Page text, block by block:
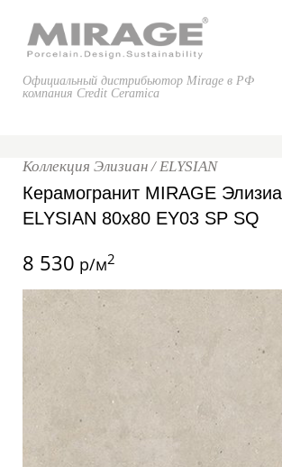
Официальный дистрибьютор Mirage в РФ
компания Credit Ceramica
Коллекция Элизиан / ELYSIAN
Керамогранит MIRAGE
ELYSIAN 80x80 EY03 SP SQ
8 530 р/м2